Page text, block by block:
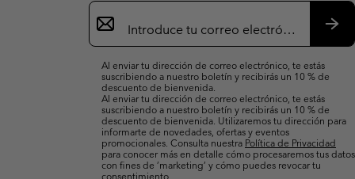
Suscripción
de
correo
Al enviar tu dirección de correo electrónico, te estás
suscribiendo a nuestro boletín y recibirás un 10 % de
descuento de bienvenida.
Al enviar tu dirección de correo electrónico, te estás
suscribiendo a nuestro boletín y recibirás un 10 % de
descuento de bienvenida. Utilizaremos tu dirección para
informarte de novedades, ofertas y eventos
promocionales. Consulta nuestra Política de Privacidad
para conocer más en detalle cómo procesaremos tus datos
con fines de ’marketing’ y cómo puedes revocar tu
consentimiento.